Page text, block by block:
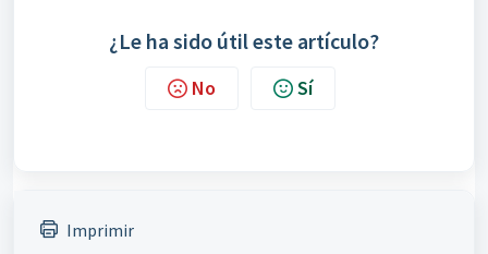
¿Le ha sido útil este artículo?
No Sí
Imprimir